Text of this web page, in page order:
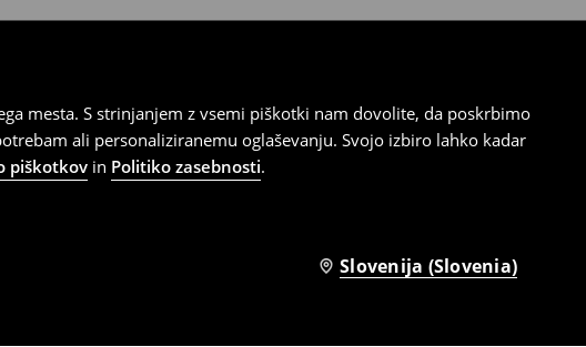
mesta. S strinjanjem z vsemi piškotki nam dovolite, da poskrbimo
ali personaliziranemu oglaševanju. Svojo izbiro lahko kadar
piškotkov in Politiko zasebnosti.
Slovenija (Slovenia)